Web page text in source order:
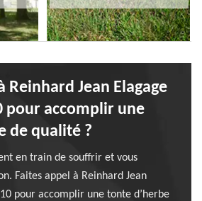
Reinhard Jean Elagage
pour accomplir une
de qualité ?
en train de souffrir et vous
Faites appel à Reinhard Jean
pour accomplir une tonte d’herbe